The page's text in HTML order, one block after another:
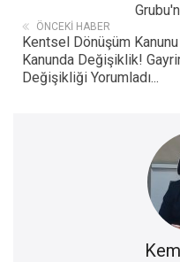
ÖNCEKI HABER
Kentsel Dönüşüm
Kanunda Değişiklik!
Değişikliği Yorumladı...